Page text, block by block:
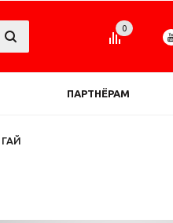
0
ПАРТНЁРАМ
ГАЙ